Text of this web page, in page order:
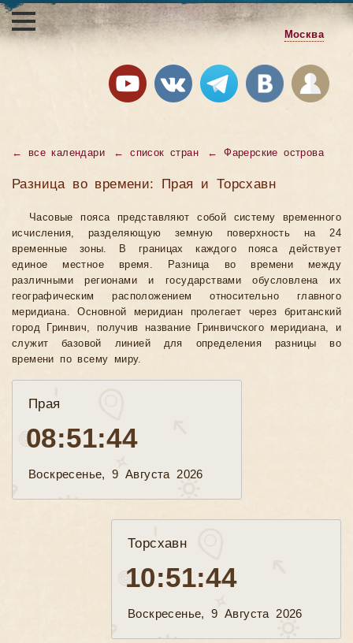
Москва
← все календари ←список стран ←Фарерские острова
Разница во времени: Прая и Торсхавн
Часовые пояса представляют собой систему временного
исчисления, разделяющую земную поверхность на 24
временные зоны. В границах каждого пояса действует
единое местное время. Разница во времени между
различными регионами и государствами обусловлена их
географическим расположением относительно главного
меридиана. Основной меридиан пролегает через британский
город Гринвич, получив название Гринвичского меридиана, и
служит базовой линией для определения разницы во
времени по всему миру.
Прая
08:51:46
Воскресенье, 9 Августа 2026
Торсхавн
10:51:46
Воскресенье, 9 Августа 2026